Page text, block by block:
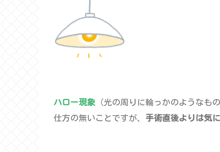
ハロー現象 （光の周りに輪っかのようなも
仕方の無いことですが、 手術直後よりは気